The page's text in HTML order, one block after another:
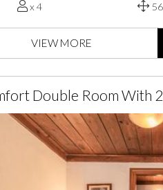
x 4 56
VIEW MORE
Double Room With